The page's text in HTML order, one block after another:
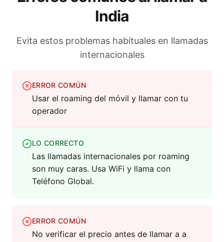
India
Evita estos problemas habituales en llamadas
internacionales
ERROR COMÚN
Usar el roaming del móvil y llamar con tu
operador
LO CORRECTO
Las llamadas internacionales por roaming
son muy caras. Usa WiFi y llama con
Teléfono Global.
ERROR COMÚN
No verificar el precio antes de llamar a a